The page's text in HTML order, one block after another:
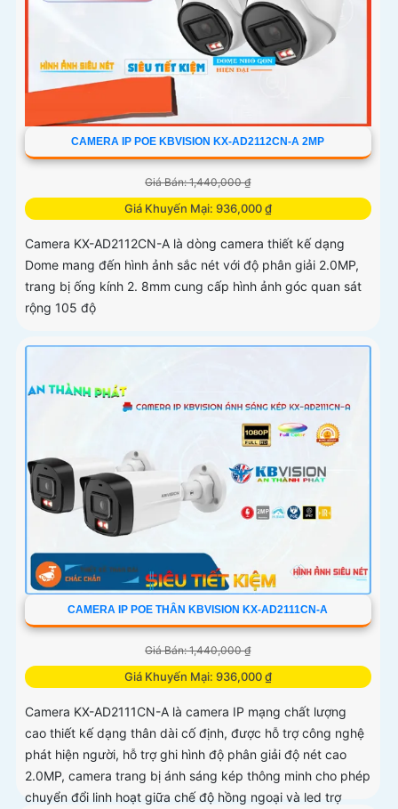
CAMERA IP POE KBVISION KX-AD2112CN-A 2MP
Giá Bán: 1,440,000 ₫
Giá Khuyến Mại: 936,000 ₫
Camera KX-AD2112CN-A là dòng camera thiết kế dạng
Dome mang đến hình ảnh sắc nét với độ phân giải 2.0MP,
trang bị ống kính 2. 8mm cung cấp hình ảnh góc quan sát
rộng 105 độ
CAMERA IP POE THÂN KBVISION KX-AD2111CN-A
Giá Bán: 1,440,000 ₫
Giá Khuyến Mại: 936,000 ₫
Camera KX-AD2111CN-A là camera IP mạng chất lượng
cao thiết kế dạng thân dài cố định, được hỗ trợ công nghệ
phát hiện người, hỗ trợ ghi hình độ phân giải độ nét cao
2.0MP, camera trang bị ánh sáng kép thông minh cho phép
chuyển đổi linh hoạt giữa chế độ hồng ngoại và led trợ